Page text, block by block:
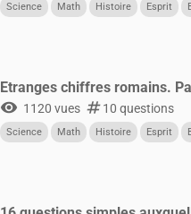
Science Math Histoire Esprit
Etranges chiffres romains.
visibility 1120 vues numbers10 questions
Science Math Histoire Esprit